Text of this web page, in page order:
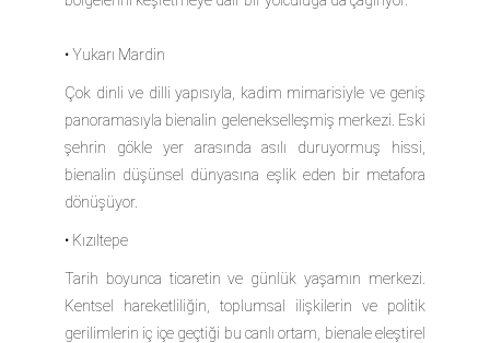
• Yukarı Mardin
Çok dinli ve dilli yapısıyla, kadim mimarisiyle ve geniş
panoramasıyla bienalin gelenekselleşmiş merkezi. Eski
şehrin gökle yer arasında asılı duruyormuş hissi,
bienalin düşünsel dünyasına eşlik eden bir metafora
dönüşüyor.
• Kızıltepe
Tarih boyunca ticaretin ve günlük yaşamın merkezi.
Kentsel hareketliliğin, toplumsal ilişkilerin ve politik
gerilimlerin iç içe geçtiği bu canlı ortam, bienale eleştirel